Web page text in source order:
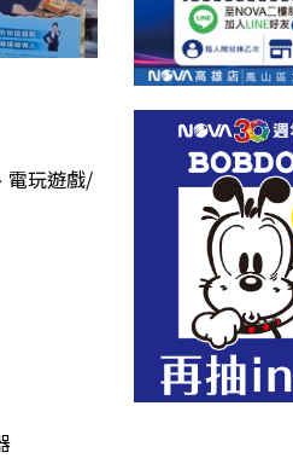
電玩遊戲/